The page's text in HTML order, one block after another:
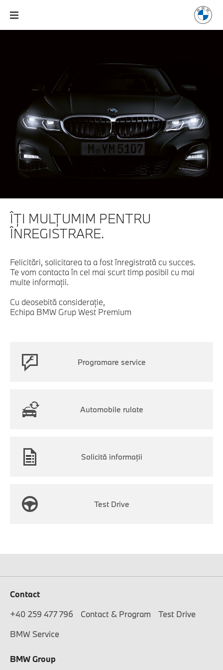
ÎŢI MULŢUMIM PENTRU
ÎNREGISTRARE.
Felicitări, solicitarea ta a fost înregistrată cu succes.
Te vom contacta în cel mai scurt timp posibil cu mai
multe informaţii.
Cu deosebită consideraţie,
Echipa BMW Grup West Premium
Programare service
Automobile rulate
Solicită informaţii
Test Drive
Contact
+40 259 477 796
Contact & Program
Test Drive
BMW Service
BMW Group